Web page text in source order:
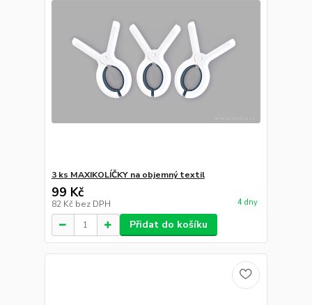
3 ks MAXIKOLÍČKY na objemný textil
99 Kč
82 Kč bez DPH 4 dny
Přidat do košíku